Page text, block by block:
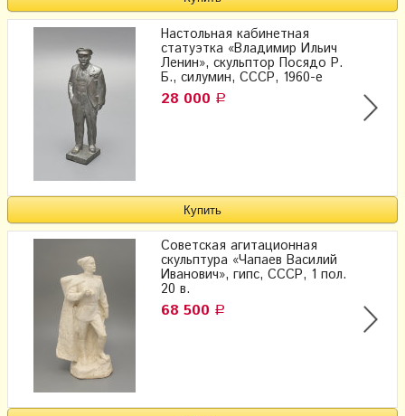
Настольная кабинетная
статуэтка «Владимир Ильич
Ленин», скульптор Посядо Р.
Б., силумин, СССР, 1960-е
28 000 Р
Советская агитационная
скульптура «Чапаев Василий
Иванович», гипс, СССР, 1 пол.
20 в.
68 500 Р